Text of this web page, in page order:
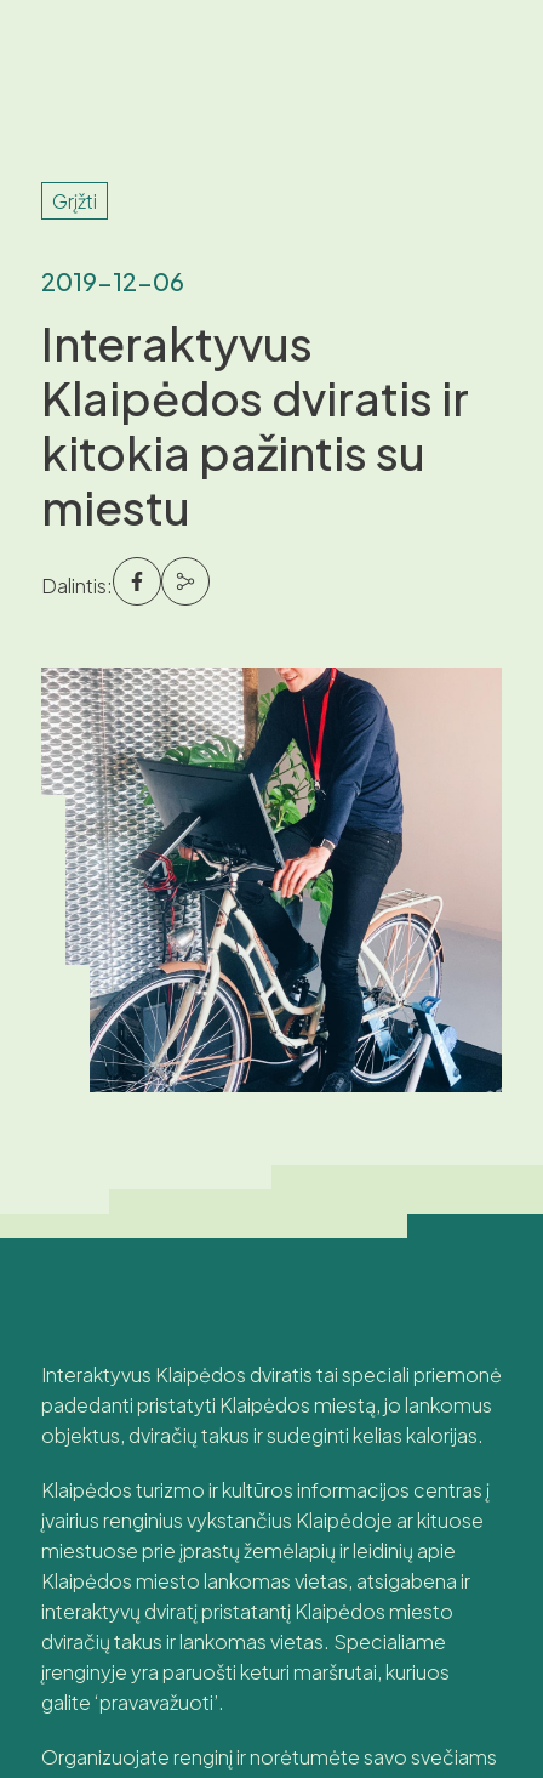
Grįžti
2019-12-06
Interaktyvus
Klaipėdos dviratis ir
kitokia pažintis su
miestu
Dalintis:
Interaktyvus Klaipėdos dviratis tai speciali priemonė
padedanti pristatyti Klaipėdos miestą, jo lankomus
objektus, dviračių takus ir sudeginti kelias kalorijas.
Klaipėdos turizmo ir kultūros informacijos centras į
įvairius renginius vykstančius Klaipėdoje ar kituose
miestuose prie įprastų žemėlapių ir leidinių apie
Klaipėdos miesto lankomas vietas, atsigabena ir
interaktyvų dviratį pristatantį Klaipėdos miesto
dviračių takus ir lankomas vietas. Specialiame
įrenginyje yra paruošti keturi maršrutai, kuriuos
galite ‘pravavažuoti’.
Organizuojate renginį ir norėtumėte savo svečiams